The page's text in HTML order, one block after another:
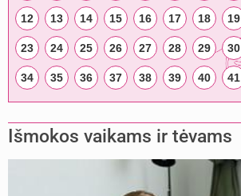
12 13 14 15 16 17 18 19
23 24 25 26 27 28 29 30
34 35 36 37 38 39 40 41
Išmokos vaikams ir tėvams